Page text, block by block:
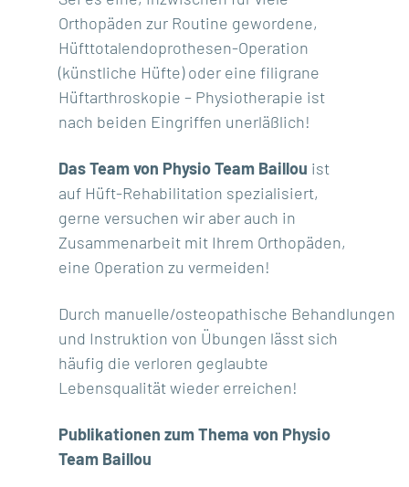
Orthopäden zur Routine gewordene,
Hüfttotalendoprothesen-Operation
(künstliche Hüfte) oder eine filigrane
Hüftarthroskopie – Physiotherapie ist
nach beiden Eingriffen unerläßlich!
Das Team von Physio Team Baillou ist
auf Hüft-Rehabilitation spezialisiert,
gerne versuchen wir aber auch in
Zusammenarbeit mit Ihrem Orthopäden,
eine Operation zu vermeiden!
Durch manuelle/osteopathische Behandlungen
und Instruktion von Übungen lässt sich
häufig die verloren geglaubte
Lebensqualität wieder erreichen!
Publikationen zum Thema von Physio
Team Baillou